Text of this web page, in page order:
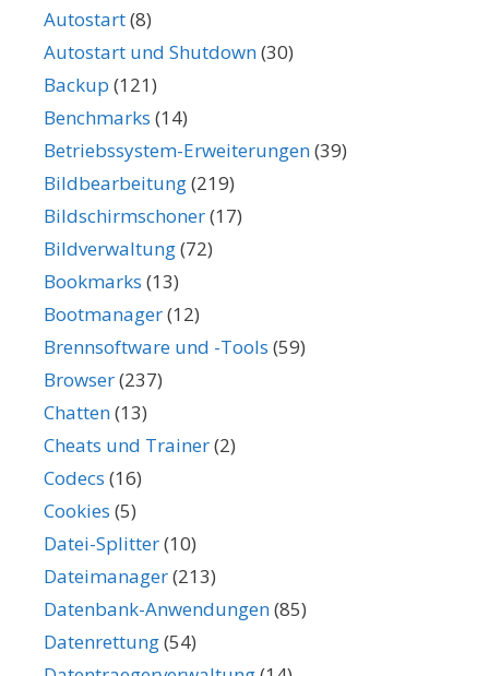
Autostart(8)
Autostart und Shutdown(30)
Backup (121)
Benchmarks (14)
Betriebssystem-Erweiterungen(39)
Bildbearbeitung(219)
Bildschirmschoner(17)
Bildverwaltung(72)
Bookmarks (13)
Bootmanager(12)
Brennsoftware und -Tools (59)
Browser(237)
Chatten(13)
Cheats und Trainer(2)
Codecs (16)
Cookies (5)
Datei-Splitter(10)
Dateimanager(213)
Datenbank-Anwendungen(85)
Datenrettung(54)